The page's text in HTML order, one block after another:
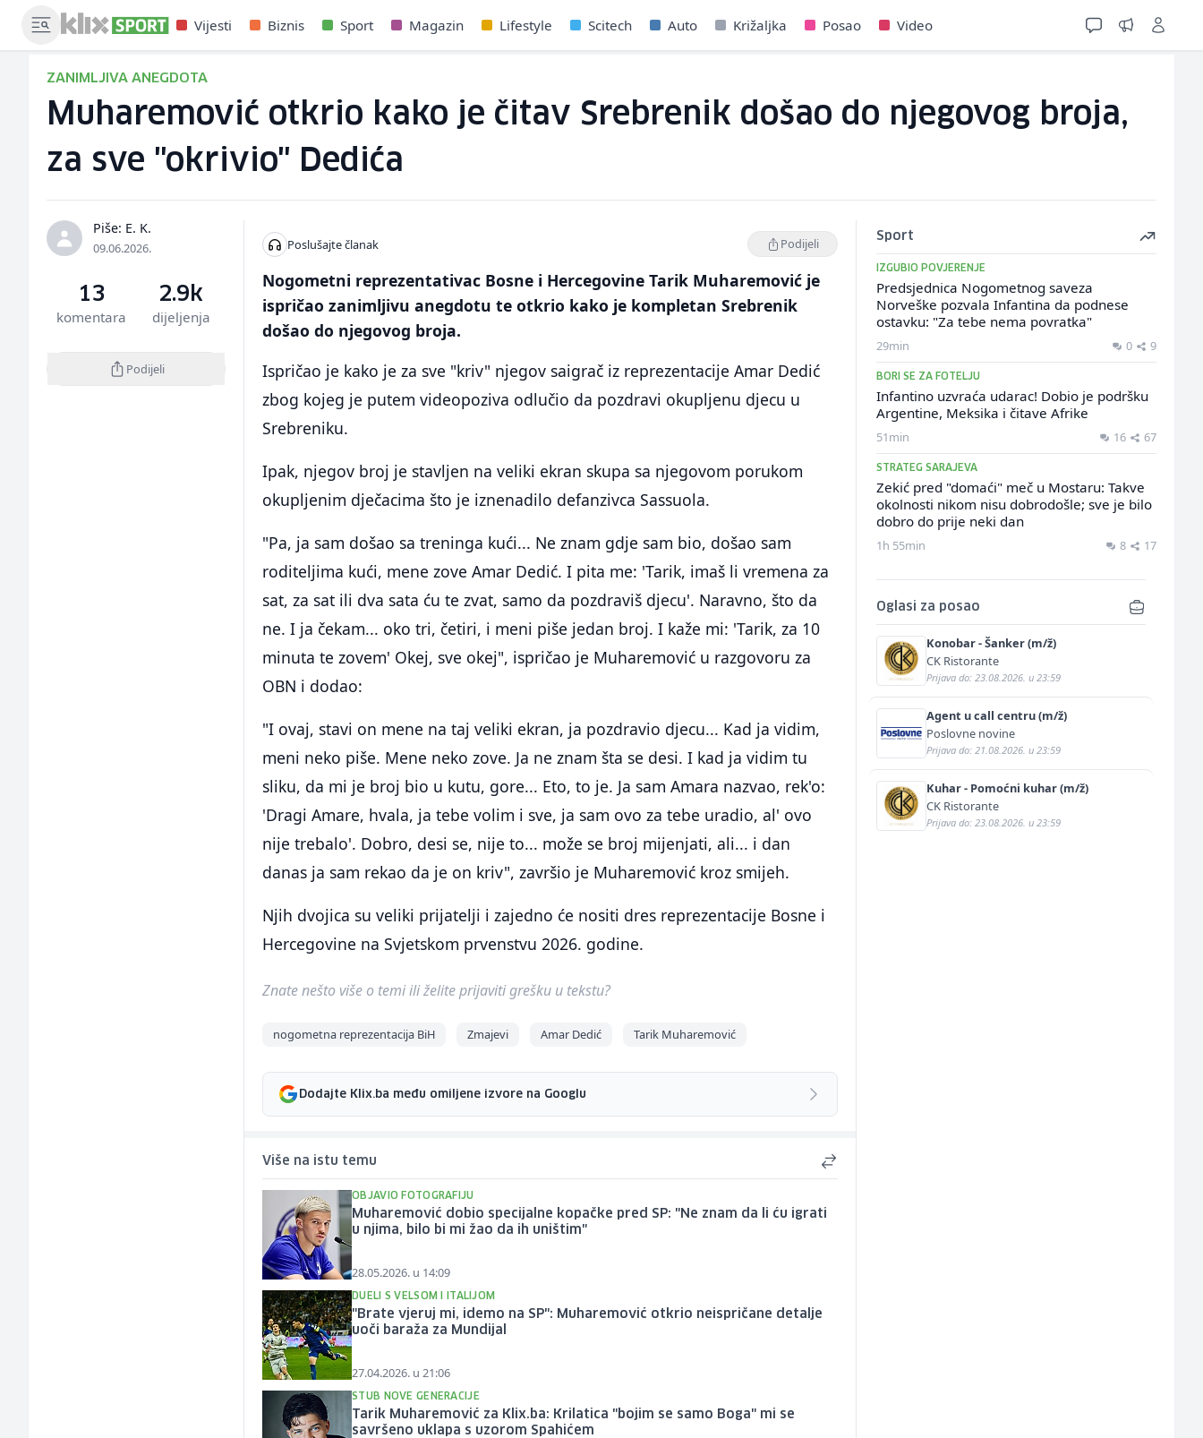
Vijesti Biznis Sport Magazin Lifestyle Scitech Auto Križaljka Posao Video
ZANIMLJIVA ANEGDOTA
Muharemović otkrio kako je čitav Srebrenik došao do njegovog broja,
za sve "okrivio" Dedića
Piše: E. K.
09.06.2026.
13
komentara
2.9k
dijeljenja
Podijeli
Poslušajte članak Podijeli
Nogometni reprezentativac Bosne i Hercegovine Tarik Muharemović je
ispričao zanimljivu anegdotu te otkrio kako je kompletan Srebrenik
došao do njegovog broja.
Ispričao je kako je za sve "kriv" njegov saigrač iz reprezentacije Amar Dedić
zbog kojeg je putem videopoziva odlučio da pozdravi okupljenu djecu u
Srebreniku.
Ipak, njegov broj je stavljen na veliki ekran skupa sa njegovom porukom
okupljenim dječacima što je iznenadilo defanzivca Sassuola.
"Pa, ja sam došao sa treninga kući... Ne znam gdje sam bio, došao sam
roditeljima kući, mene zove Amar Dedić. I pita me: 'Tarik, imaš li vremena za
sat, za sat ili dva sata ću te zvat, samo da pozdraviš djecu'. Naravno, što da
ne. I ja čekam... oko tri, četiri, i meni piše jedan broj. I kaže mi: 'Tarik, za 10
minuta te zovem' Okej, sve okej", ispričao je Muharemović u razgovoru za
OBN i dodao:
"I ovaj, stavi on mene na taj veliki ekran, ja pozdravio djecu... Kad ja vidim,
meni neko piše. Mene neko zove. Ja ne znam šta se desi. I kad ja vidim tu
sliku, da mi je broj bio u kutu, gore... Eto, to je. Ja sam Amara nazvao, rek'o:
'Dragi Amare, hvala, ja tebe volim i sve, ja sam ovo za tebe uradio, al' ovo
nije trebalo'. Dobro, desi se, nije to... može se broj mijenjati, ali... i dan
danas ja sam rekao da je on kriv", završio je Muharemović kroz smijeh.
Njih dvojica su veliki prijatelji i zajedno će nositi dres reprezentacije Bosne i
Hercegovine na Svjetskom prvenstvu 2026. godine.
Znate nešto više o temi ili želite prijaviti grešku u tekstu?
nogometna reprezentacija BiH Zmajevi Amar Dedić Tarik Muharemović
Dodajte Klix.ba među omiljene izvore na Googlu
Više na istu temu
OBJAVIO FOTOGRAFIJU
Muharemović dobio specijalne kopačke pred SP: "Ne znam da li ću igrati
u njima, bilo bi mi žao da ih uništim"
28.05.2026. u 14:09
DUELI S VELSOM I ITALIJOM
"Brate vjeruj mi, idemo na SP": Muharemović otkrio neispričane detalje
uoči baraža za Mundijal
27.04.2026. u 21:06
STUB NOVE GENERACIJE
Tarik Muharemović za Klix.ba: Krilatica "bojim se samo Boga" mi se
savršeno uklapa s uzorom Spahićem
Sport
IZGUBIO POVJERENJE
Predsjednica Nogometnog saveza
Norveške pozvala Infantina da podnese
ostavku: "Za tebe nema povratka"
29min 0 9
BORI SE ZA FOTELJU
Infantino uzvraća udarac! Dobio je podršku
Argentine, Meksika i čitave Afrike
51min 16 67
STRATEG SARAJEVA
Zekić pred "domaći" meč u Mostaru: Takve
okolnosti nikom nisu dobrodošle; sve je bilo
dobro do prije neki dan
1h 55min 8 17
Oglasi za posao
Konobar - Šanker (m/ž)
CK Ristorante
Prijava do: 23.08.2026. u 23:59
Agent u call centru (m/ž)
Poslovne novine
Prijava do: 21.08.2026. u 23:59
Kuhar - Pomoćni kuhar (m/ž)
CK Ristorante
Prijava do: 23.08.2026. u 23:59